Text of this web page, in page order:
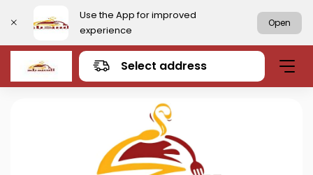
Use the App for improved
experience
Open
Select address